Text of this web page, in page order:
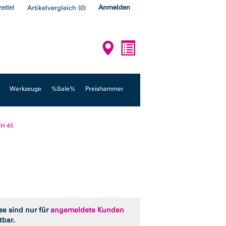
Artikelvergleich (0) Anmelden
Werkzeuge %Sale% Preishammer
45
sind nur fürangemeldete Kunden